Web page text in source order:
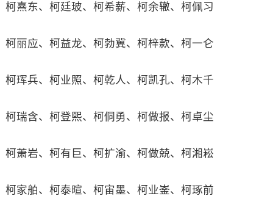
柯熹东、柯廷玻、柯希薪、柯余辙、柯佩习
柯丽应、柯益龙、柯勃冀、柯梓款、柯一仑
柯珲兵、柯业照、柯乾人、柯凯孔、柯木千
柯瑞含、柯登熙、柯侗勇、柯做报、柯卓尘
柯萧岩、柯有巨、柯扩渝、柯做兢、柯湘崧
柯家舶、柯泰暄、柯宙墨、柯业崟、柯琢前